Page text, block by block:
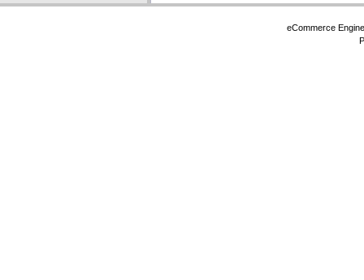
eCommerce